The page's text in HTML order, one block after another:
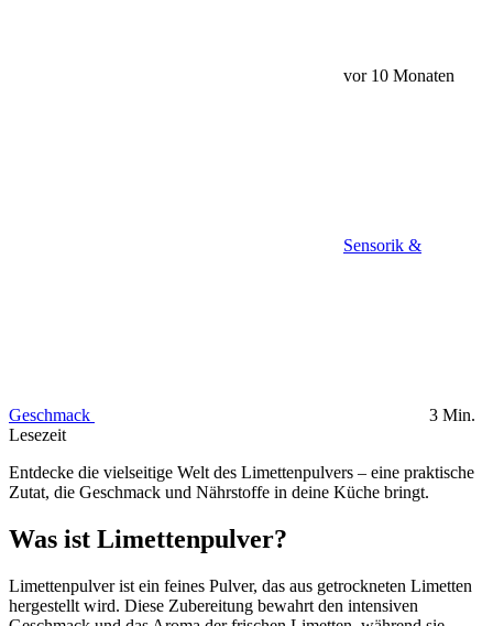
vor 10 Monaten
Sensorik &
Geschmack
3 Min.
Lesezeit
Entdecke die vielseitige Welt des Limettenpulvers – eine praktische
Zutat, die Geschmack und Nährstoffe in deine Küche bringt.
Was ist Limettenpulver?
Limettenpulver ist ein feines Pulver, das aus getrockneten Limetten
hergestellt wird. Diese Zubereitung bewahrt den intensiven